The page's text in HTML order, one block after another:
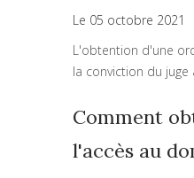
Le 05 octobre 2021
L'obtention d'une
la conviction du juge
Comment
l'accès au